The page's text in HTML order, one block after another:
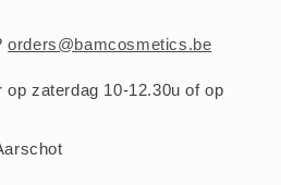
orders@bamcosmetics.be
zaterdag 10-12.30u of op